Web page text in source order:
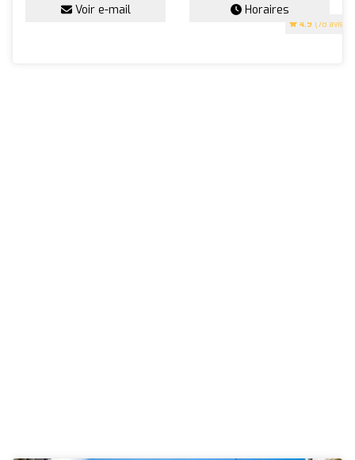
4.9 (78 avis)
Voir e-mail Horaires